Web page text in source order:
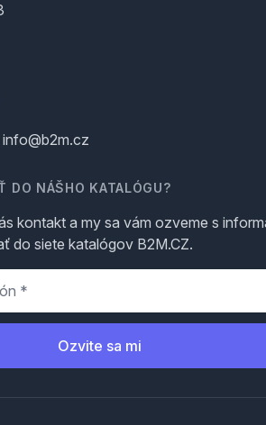
DO NÁŠHO KATALÓGU?
kontakt a my sa vám ozveme s
do siete katalógov B2M.CZ.
Ozvite sa mi